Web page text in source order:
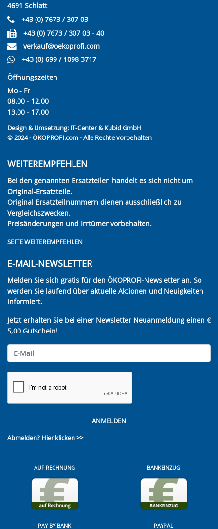
4691 Schlatt
+43 (0) 7673 / 307 03
+43 (0) 7673 / 307 03 - 40
verkauf@oekoprofi.com
+43 (0) 699 / 1098 3717
Öffnungszeiten
Mo - Fr
08.00 - 12.00
13.00 - 17.00
Design & Umsetzung: IT-Center & Kubid GmbH
© 2024 - ÖKOPROFI.com - Alle Rechte vorbehalten
WEITEREMPFEHLEN
Bei den genannten Ersatzteilen handelt es sich nicht um
Original-Ersatzteile.
Original Ersatzteilnummern dienen ausschließlich zu
Vergleichszwecken.
Preisänderungen und Irrtümer vorbehalten.
SEITE WEITEREMPFEHLEN
E-MAIL-NEWSLETTER
Melden Sie sich gratis für den ÖKOPROFI-Newsletter an. So
werden Sie laufend über aktuelle Aktionen und Neuigkeiten
informiert.
Jetzt erhalten Sie bei einer Newsletter Neuanmeldung einen €
5,00 Gutschein!
ANMELDEN
Abmelden? Hier klicken >>
AUF RECHNUNG BANKEINZUG
PAY BY BANK PAYPAL